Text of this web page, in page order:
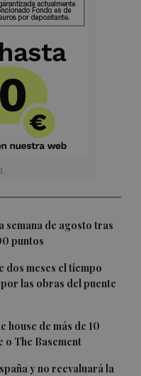
semana de agosto tras
puntos
dos meses el tiempo
las obras del puente
house de más de 10
o The Basement
y no reevaluará la